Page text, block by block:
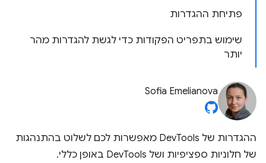
פתיחת ההגדרות
שימוש בתפריט הפקודות כדי לגשת להגדרות מהר
יותר
Sofia Emelianova
ההגדרות של DevTools מאפשרות לכם לשלוט בהתנהגות
של חלוניות ספציפיות ושל DevTools באופן כללי.